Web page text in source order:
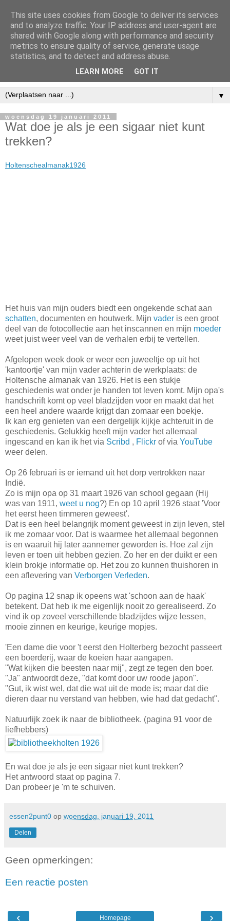
▼
woensdag 19 januari 2011
Wat doe je als je een sigaar niet kunt
trekken?
Holtenschealmanak1926
Het huis van mijn ouders biedt een ongekende schat aan
schatten, documenten en houtwerk. Mijn vader is een groot
deel van de fotocollectie aan het inscannen en mijn moeder
weet juist weer veel van de verhalen erbij te vertellen.
Afgelopen week dook er weer een juweeltje op uit het
'kantoortje' van mijn vader achterin de werkplaats: de
Holtensche almanak van 1926. Het is een stukje
geschiedenis wat onder je handen tot leven komt. Mijn opa's
handschrift komt op veel bladzijden voor en maakt dat het
een heel andere waarde krijgt dan zomaar een boekje.
Ik kan erg genieten van een dergelijk kijkje achteruit in de
geschiedenis. Gelukkig heeft mijn vader het allemaal
ingescand en kan ik het via Scribd , Flickr of via YouTube
weer delen.
Op 26 februari is er iemand uit het dorp vertrokken naar
Indië.
Zo is mijn opa op 31 maart 1926 van school gegaan (Hij
was van 1911, weet u nog?) En op 10 april 1926 staat 'Voor
het eerst heen timmeren geweest'.
Dat is een heel belangrijk moment geweest in zijn leven, stel
ik me zomaar voor. Dat is waarmee het allemaal begonnen
is en waaruit hij later aannemer geworden is. Hoe zal zijn
leven er toen uit hebben gezien. Zo her en der duikt er een
klein brokje informatie op. Het zou zo kunnen thuishoren in
een aflevering van Verborgen Verleden.
Op pagina 12 snap ik opeens wat 'schoon aan de haak'
betekent. Dat heb ik me eigenlijk nooit zo gerealiseerd. Zo
vind ik op zoveel verschillende bladzijdes wijze lessen,
mooie zinnen en keurige, keurige mopjes.
'Een dame die voor 't eerst den Holterberg bezocht passeert
een boerderij, waar de koeien haar aangapen.
"Wat kijken die beesten naar mij", zegt ze tegen den boer.
"Ja" antwoordt deze, "dat komt door uw roode japon".
"Gut, ik wist wel, dat die wat uit de mode is; maar dat die
dieren daar nu verstand van hebben, wie had dat gedacht".
Natuurlijk zoek ik naar de bibliotheek. (pagina 91 voor de
liefhebbers)
En wat doe je als je een sigaar niet kunt trekken?
Het antwoord staat op pagina 7.
Dan probeer je 'm te schuiven.
essen2punt0 op woensdag, januari 19, 2011
Delen
Geen opmerkingen:
Een reactie posten
‹ ›
Homepage
This site uses cookies from Google to deliver its services
and to analyze traffic. Your IP address and user-agent are
shared with Google along with performance and security
metrics to ensure quality of service, generate usage
statistics, and to detect and address abuse.
LEARN MORE GOT IT